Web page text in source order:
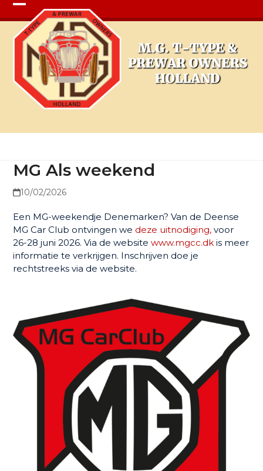
Open
mobile
menu
Close
mobile
menu
MG Als weekend
10/02/2026
Een MG-weekendje Denemarken? Van de Deense
MG Car Club ontvingen we deze uitnodiging,voor
26-28 juni 2026. Via de websitewww.mgcc.dk is meer
informatie te verkrijgen. Inschrijven doe je
rechtstreeks via de website.